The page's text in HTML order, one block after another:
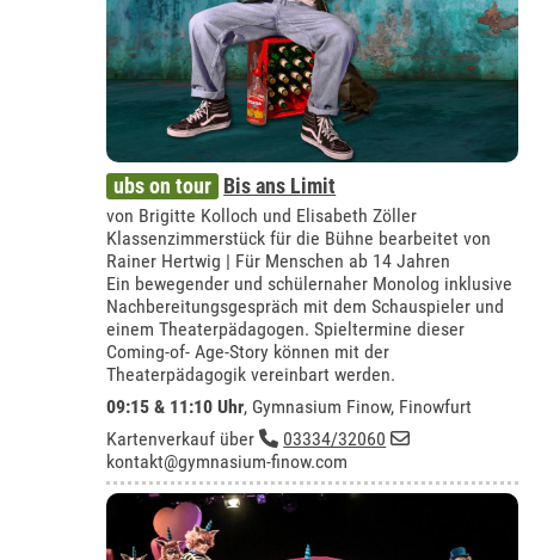
ubs on tour Bis ans Limit
von Brigitte Kolloch und Elisabeth Zöller
Klassenzimmerstück für die Bühne bearbeitet von
Rainer Hertwig | Für Menschen ab 14 Jahren
Ein bewegender und schülernaher Monolog inklusive
Nachbereitungsgespräch mit dem Schauspieler und
einem Theaterpädagogen. Spieltermine dieser
Coming-of- Age-Story können mit der
Theaterpädagogik vereinbart werden.
09:15 & 11:10 Uhr, Gymnasium Finow, Finowfurt
Kartenverkauf über
03334/32060
kontakt@gymnasium-finow.com